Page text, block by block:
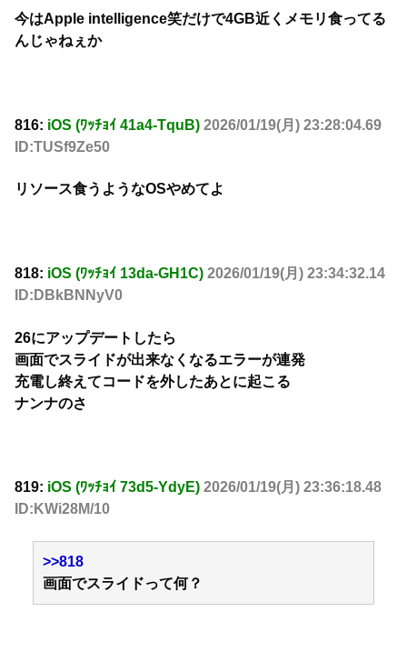
今はApple intelligence笑だけで4GB近くメモリ食ってる
んじゃねぇか
816: iOS (ﾜｯﾁｮｲ 41a4-TquB) 2026/01/19(月) 23:28:04.69
ID:TUSf9Ze50
リソース食うようなOSやめてよ
818: iOS (ﾜｯﾁｮｲ 13da-GH1C) 2026/01/19(月) 23:34:32.14
ID:DBkBNNyV0
26にアップデートしたら
画面でスライドが出来なくなるエラーが連発
充電し終えてコードを外したあとに起こる
ナンナのさ
819: iOS (ﾜｯﾁｮｲ 73d5-YdyE) 2026/01/19(月) 23:36:18.48
ID:KWi28M/10
>>818
画面でスライドって何？